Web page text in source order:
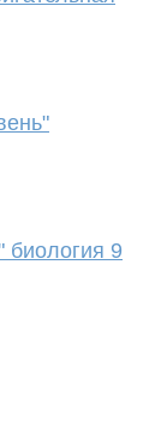
биология 9